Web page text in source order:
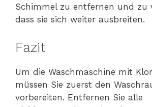
Schimmel zu entfernen und zu
dass sie sich weiter ausbreiten.
Fazit
Um die Waschmaschine mit
müssen Sie zuerst den
vorbereiten. Entfernen Sie alle